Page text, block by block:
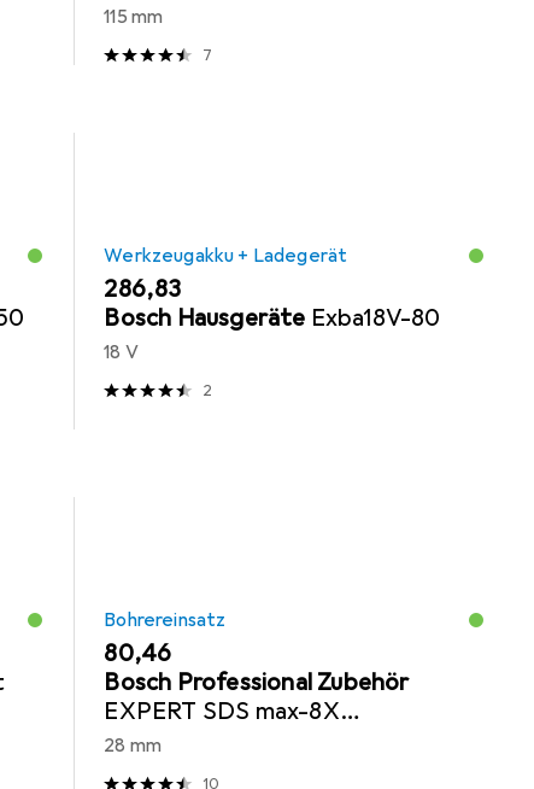
115 mm
7
Werkzeugakku + Ladegerät
EUR
286,83
Bosch Hausgeräte Exba18V-80
18 V
2
Bohrereinsatz
EUR
80,46
Bosch Professional Zubehör
EXPERT SDS max-8X
Hammerbohrer, 28 x 400 x 520
mm
28 mm
10